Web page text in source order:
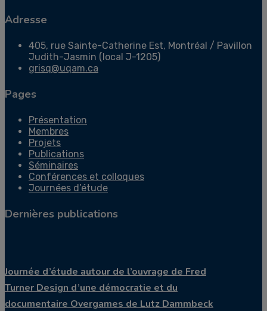
Adresse
405, rue Sainte-Catherine Est, Montréal / Pavillon
Judith-Jasmin (local J-1205)
grisq@uqam.ca
Pages
Présentation
Membres
Projets
Publications
Séminaires
Conférences et colloques
Journées d’étude
Dernières publications
Journée d’étude autour de l’ouvrage de Fred
Turner Design d’une démocratie et du
documentaire Overgames de Lutz Dammbeck